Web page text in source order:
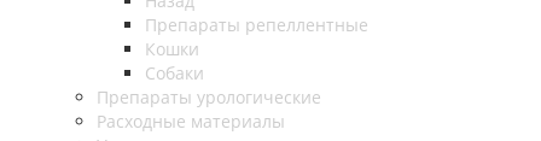
Препараты репеллентные
Кошки
Собаки
Препараты урологические
Расходные материалы